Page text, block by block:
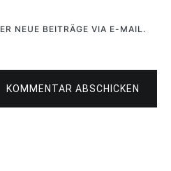
NEUE BEITRÄGE VIA E-MAIL.
KOMMENTAR ABSCHICKEN